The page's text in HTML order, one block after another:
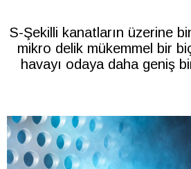
S-Şekilli kanatların üzerine
mikro delik mükemmel bir
havayı odaya daha geniş